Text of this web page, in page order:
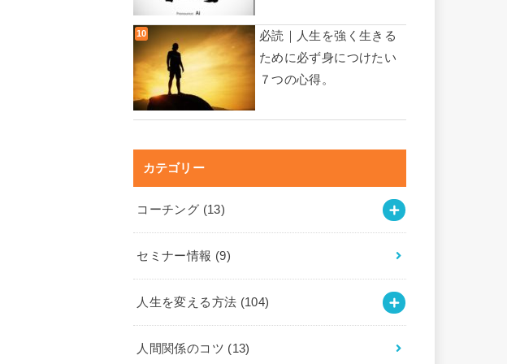
必読｜人生を強く生きる
ために必ず身につけたい
７つの心得。
カテゴリー
コーチング (13)
セミナー情報 (9)
人生を変える方法 (104)
人間関係のコツ (13)